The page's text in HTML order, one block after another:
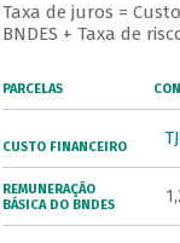
Taxa de juros =
BNDES + Taxa de
PARCELAS
CUSTO FINANCEIRO
REMUNERAÇÃO
BÁSICA DO BNDES